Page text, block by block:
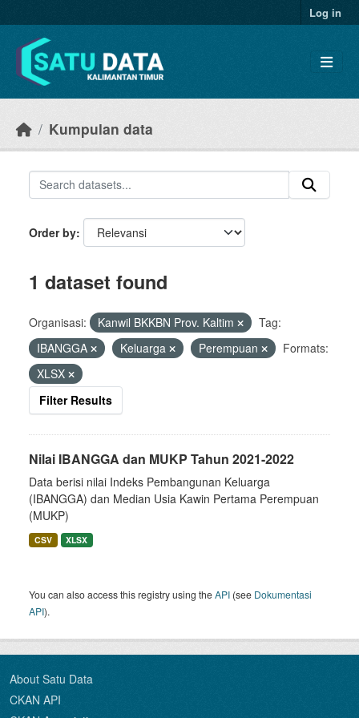
Log in
Kumpulan data
Order by
1 dataset found
Organisasi: Kanwil BKKBN Prov. Kaltim
Tag:
IBANGGA
Keluarga Perempuan
Formats:
XLSX
Filter Results
Nilai IBANGGA dan MUKP Tahun 2021-2022
Data berisi nilai Indeks Pembangunan Keluarga
(IBANGGA) dan Median Usia Kawin Pertama Perempuan
(MUKP)
CSV XLSX
You can also access this registry using theAPI (see Dokumentasi
API).
About Satu Data
CKAN API